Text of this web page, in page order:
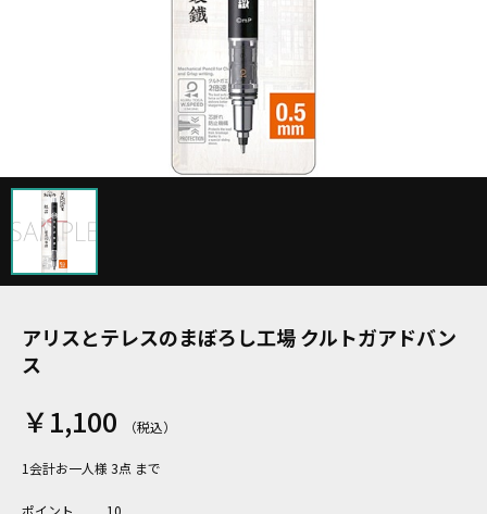
アリスとテレスのまぼろし工場 クルトガアドバン
ス
￥1,100
1会計お一人様 3点 まで
ポイント
10